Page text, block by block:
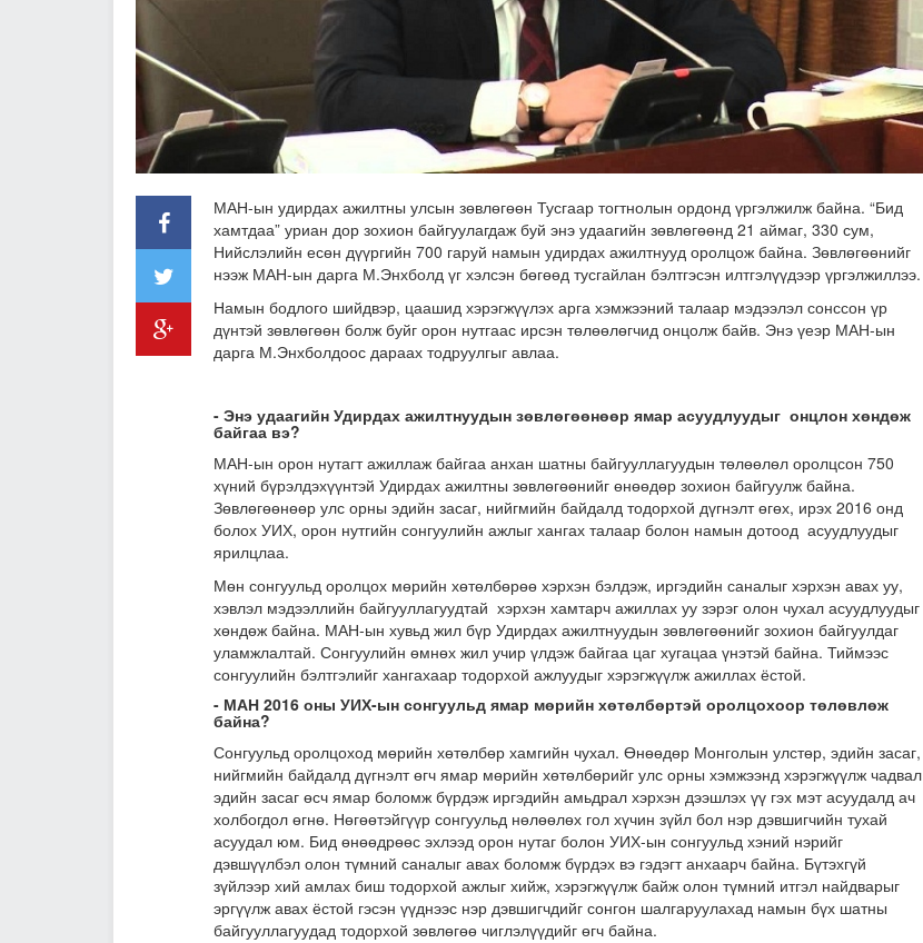
МАН-ын удирдах ажилтны улсын зөвлөгөөн Тусгаар тогтнолын ордонд үргэлжилж байна. “Бид
хамтдаа” уриан дор зохион байгуулагдаж буй энэ удаагийн зөвлөгөөнд 21 аймаг, 330 сум,
Нийслэлийн есөн дүүргийн 700 гаруй намын удирдах ажилтнууд оролцож байна. Зөвлөгөөнийг
нээж МАН-ын дарга М.Энхболд үг хэлсэн бөгөөд тусгайлан бэлтгэсэн илтгэлүүдээр үргэлжиллээ.
Намын бодлого шийдвэр, цаашид хэрэгжүүлэх арга хэмжээний талаар мэдээлэл сонссон үр
дүнтэй зөвлөгөөн болж буйг орон нутгаас ирсэн төлөөлөгчид онцолж байв. Энэ үеэр МАН-ын
дарга М.Энхболдоос дараах тодруулгыг авлаа.
- Энэ удаагийн Удирдах ажилтнуудын зөвлөгөөнөөр ямар асуудлуудыг онцлон хөндөж
байгаа вэ?
МАН-ын орон нутагт ажиллаж байгаа анхан шатны байгууллагуудын төлөөлөл оролцсон 750
хүний бүрэлдэхүүнтэй Удирдах ажилтны зөвлөгөөнийг өнөөдөр зохион байгуулж байна.
Зөвлөгөөнөөр улс орны эдийн засаг, нийгмийн байдалд тодорхой дүгнэлт өгөх, ирэх 2016 онд
болох УИХ, орон нутгийн сонгуулийн ажлыг хангах талаар болон намын дотоод асуудлуудыг
ярилцлаа.
Мөн сонгуульд оролцох мөрийн хөтөлбөрөө хэрхэн бэлдэж, иргэдийн саналыг хэрхэн авах уу,
хэвлэл мэдээллийн байгууллагуудтай хэрхэн хамтарч ажиллах уу зэрэг олон чухал асуудлуудыг
хөндөж байна. МАН-ын хувьд жил бүр Удирдах ажилтнуудын зөвлөгөөнийг зохион байгуулдаг
уламжлалтай. Сонгуулийн өмнөх жил учир үлдэж байгаа цаг хугацаа үнэтэй байна. Тиймээс
сонгуулийн бэлтгэлийг хангахаар тодорхой ажлуудыг хэрэгжүүлж ажиллах ёстой.
- МАН 2016 оны УИХ-ын сонгуульд ямар мөрийн хөтөлбөртэй оролцохоор төлөвлөж
байна?
Сонгуульд оролцоход мөрийн хөтөлбөр хамгийн чухал. Өнөөдөр Монголын улстөр, эдийн засаг,
нийгмийн байдалд дүгнэлт өгч ямар мөрийн хөтөлбөрийг улс орны хэмжээнд хэрэгжүүлж чадвал
эдийн засаг өсч ямар боломж бүрдэж иргэдийн амьдрал хэрхэн дээшлэх үү гэх мэт асуудалд ач
холбогдол өгнө. Нөгөөтэйгүүр сонгуульд нөлөөлөх гол хүчин зүйл бол нэр дэвшигчийн тухай
асуудал юм. Бид өнөөдрөөс эхлээд орон нутаг болон УИХ-ын сонгуульд хэний нэрийг
дэвшүүлбэл олон түмний саналыг авах боломж бүрдэх вэ гэдэгт анхаарч байна. Бүтэхгүй
зүйлээр хий амлах биш тодорхой ажлыг хийж, хэрэгжүүлж байж олон түмний итгэл найдварыг
эргүүлж авах ёстой гэсэн үүднээс нэр дэвшигчдийг сонгон шалгаруулахад намын бүх шатны
байгууллагуудад тодорхой зөвлөгөө чиглэлүүдийг өгч байна.